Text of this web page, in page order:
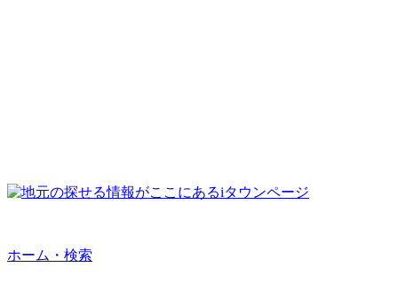
ホーム・検索